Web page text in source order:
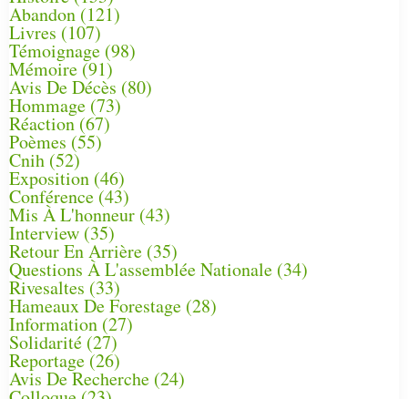
Abandon(121)
Livres (107)
Témoignage (98)
Mémoire (91)
Avis De Décès (80)
Hommage (73)
Réaction(67)
Poèmes (55)
Cnih (52)
Exposition (46)
Conférence(43)
Mis À L'honneur (43)
Interview (35)
Retour En Arrière (35)
Questions À L'assemblée Nationale (34)
Rivesaltes (33)
Hameaux De Forestage (28)
Information (27)
Solidarité (27)
Reportage(26)
Avis De Recherche (24)